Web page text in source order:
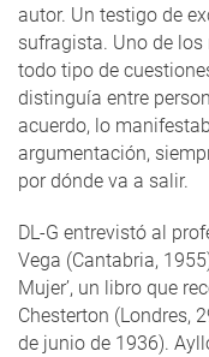
autor. Un testigo de
sufragista. Uno de
todo tipo de
distinguía entre
acuerdo, lo
argumentación,
por dónde va a salir.
DL-G entrevistó al
Vega (Cantabria,
Mujer’, un libro que
Chesterton (Londres,
de junio de 1936).